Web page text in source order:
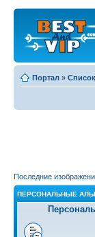
Портал »
Последние
ПЕРСОНАЛЬНЫЕ